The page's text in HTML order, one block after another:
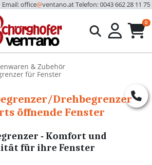
Email: office@ventano.atTelefon: 0043 662 28 11 75
0
& Zubehör
für Fenster
Drehbegrenzer
öffnende Fenster
- Komfort und
für ihre Fenster